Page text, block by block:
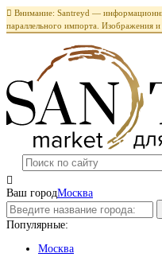
 Внимание: Santreyd —
параллельного импорта. Изображения

Ваш городМосква
Популярные:
Москва